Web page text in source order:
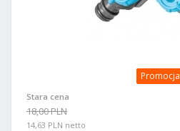
Promocja
Stara cena
18,00 PLN
14,63 PLN netto